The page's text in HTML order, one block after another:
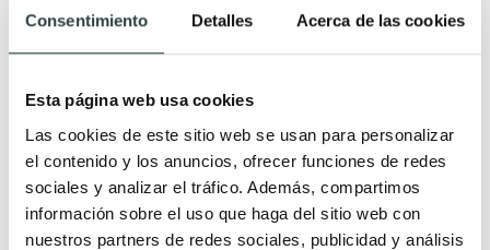
Consentimiento Detalles Acerca de las cookies
Esta página web usa cookies
Las cookies de este sitio web se usan para personalizar
el contenido y los anuncios, ofrecer funciones de redes
sociales y analizar el tráfico. Además, compartimos
información sobre el uso que haga del sitio web con
nuestros partners de redes sociales, publicidad y análisis
Accesorios de baño Roca
Elementos especiales
Accesorios de baño
adhesivos
Accesorios de baño
Accesorios de baño de resina
(Gel Coat)
Accesorios de baño de
madera